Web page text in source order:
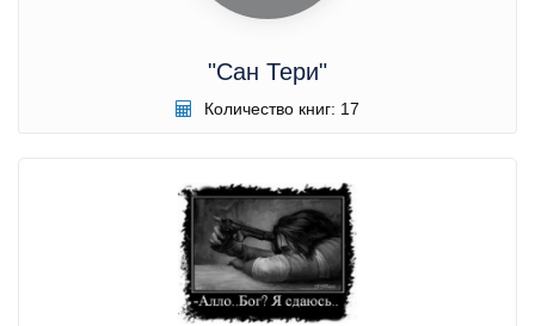
"Сан Тери"
Количество книг: 17